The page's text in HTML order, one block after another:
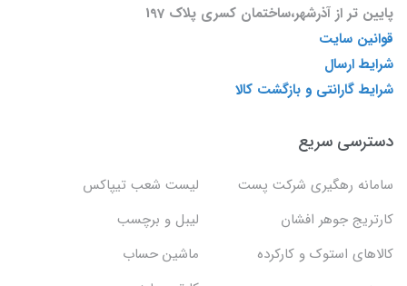
پایین تر از آذرشهر،ساختمان کسری پلاک 197
قوانین سایت
شرایط ارسال
شرایط گارانتی و بازگشت کالا
دسترسی سریع
سامانه رهگیری شرکت پست
لیست شعب تیپاکس
کارتریج جوهر افشان
لیبل و برچسب
کالاهای استوک و کارکرده
ماشین حساب